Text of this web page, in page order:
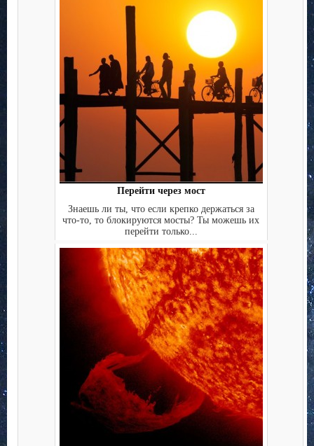
Перейти через мост
Знаешь ли ты, что если крепко держаться за
что-то, то блокируются мосты? Ты можешь их
перейти только...